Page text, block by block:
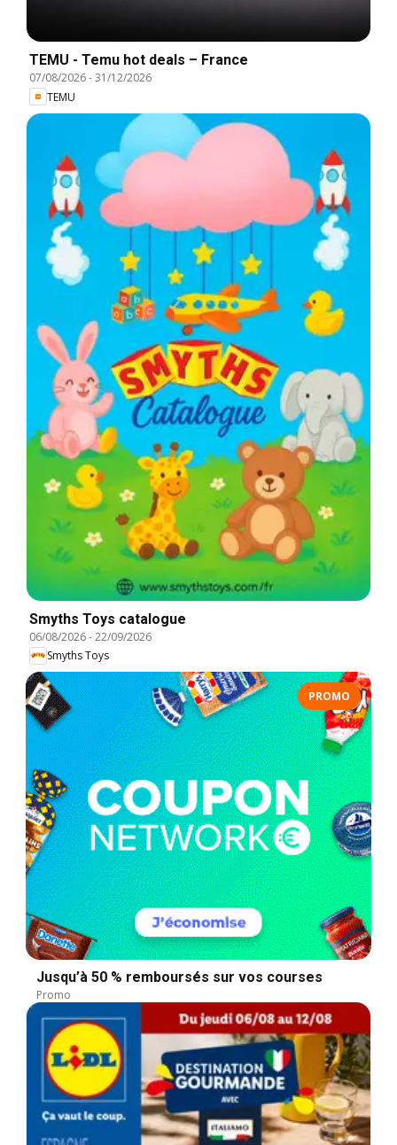
TEMU - Temu hot deals – France
07/08/2026-31/12/2026
TEMU
Smyths Toys catalogue
06/08/2026-22/09/2026
Smyths Toys
PROMO
Jusqu’à 50 % remboursés sur vos courses
Promo